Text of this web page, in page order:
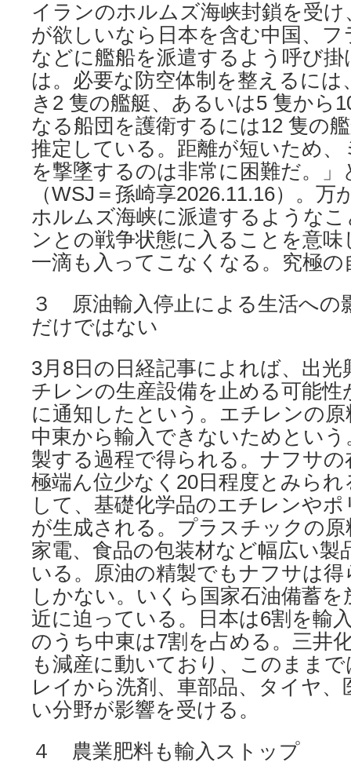
イランのホルムズ海峡封鎖を受
が欲しいなら日本を含む中国、フ
などに艦船を派遣するよう呼び
は。必要な防空体制を整えるには
き2 隻の艦艇、あるいは5 隻から
なる船団を護衛するには12 隻の
推定している。距離が短いため
を撃墜するのは非常に困難だ。
（WSJ＝孫崎享2026.11.16）。万
ホルムズ海峡に派遣するような
ンとの戦争状態に入ることを意
一滴も入ってこなくなる。究極
３ 原油輸入停止による生活への
だけではない
3月8日の日経記事によれば、出光
チレンの生産設備を止める可能
に通知したという。エチレンの
中東から輸入できないためとい
製する過程で得られる。ナフサ
極端ん位少なく20日程度とみら
して、基礎化学品のエチレンや
が生成される。プラスチックの
家電、食品の包装材など幅広い製
いる。原油の精製でもナフサは
しかない。いくら国家石油備蓄
近に迫っている。日本は6割を輸
のうち中東は7割を占める。三井
も減産に動いており、このまま
レイから洗剤、車部品、タイヤ、
い分野が影響を受ける。
４ 農業肥料も輸入ストップ